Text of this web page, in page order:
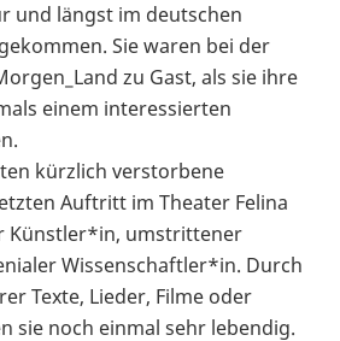
und längst im deutschen
Sie waren bei der
zu Gast, als sie ihre
einem interessierten
kürzlich verstorbene
Auftritt im Theater Felina
Künstler*in, umstrittener
Wissenschaftler*in. Durch
Texte, Lieder, Filme oder
sie noch einmal sehr lebendig.